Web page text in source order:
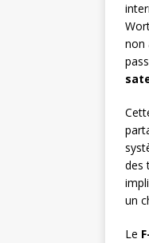
non
des
un
Le